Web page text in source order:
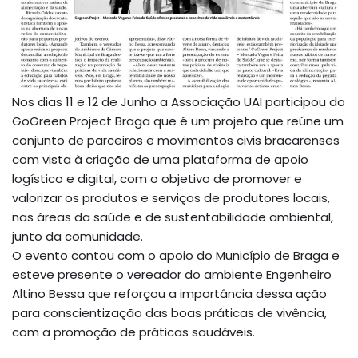
Nos dias 11 e 12 de Junho a Associação UAI participou do
GoGreen Project Braga que é um projeto que reúne um
conjunto de parceiros e movimentos civis bracarenses
com vista à criação de uma plataforma de apoio
logístico e digital, com o objetivo de promover e
valorizar os produtos e serviços de produtores locais,
nas áreas da saúde e de sustentabilidade ambiental,
junto da comunidade.
O evento contou com o apoio do Município de Braga e
esteve presente o vereador do ambiente Engenheiro
Altino Bessa que reforçou a importância dessa ação
para conscientização das boas práticas de vivência,
com a promoção de práticas saudáveis.